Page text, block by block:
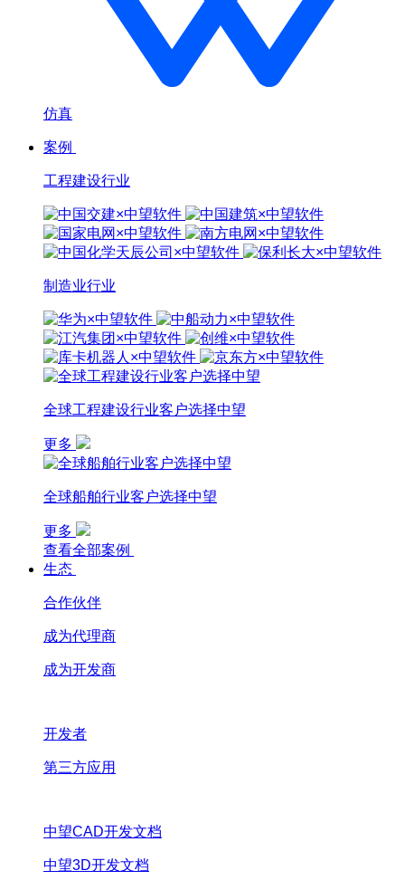
仿真
案例
工程建设行业
制造业行业
全球工程建设行业客户选择中望
更多
全球船舶行业客户选择中望
更多
查看全部案例
生态
合作伙伴
成为代理商
成为开发商
开发者
第三方应用
中望CAD开发文档
中望3D开发文档